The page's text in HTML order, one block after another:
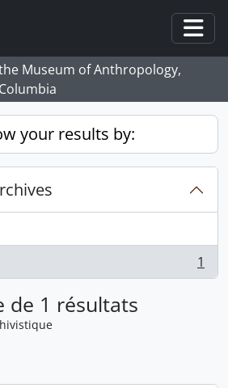
Museum of Anthropology,
your results by:
1
de 1 résultats